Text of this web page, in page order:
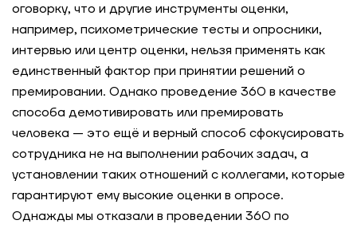
оговорку, что и другие инструменты оценки,
например, психометрические тесты и опросники,
интервью или центр оценки, нельзя применять как
единственный фактор при принятии решений о
премировании. Однако проведение 360 в качестве
способа демотивировать или премировать
человека — это ещё и верный способ сфокусировать
сотрудника не на выполнении рабочих задач, а
установлении таких отношений с коллегами, которые
гарантируют ему высокие оценки в опросе.
Однажды мы отказали в проведении 360 по